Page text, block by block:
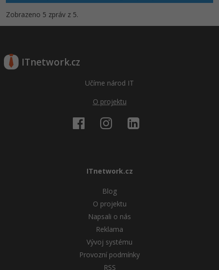
Zobrazeno 5 zpráv z 5.
ITnetwork.cz
Učíme národ IT
O projektu
ITnetwork.cz
Blog
O projektu
Napsali o nás
Reklama
Vývoj systému
Provozní podmínky
RSS